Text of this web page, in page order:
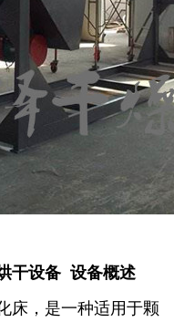
干设备 设备概述
床，是一种适用于颗